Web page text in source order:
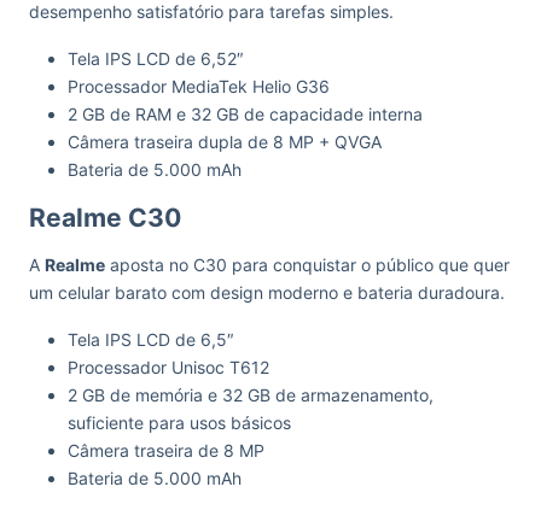
desempenho satisfatório para tarefas simples.
Tela IPS LCD de 6,52″
Processador MediaTek Helio G36
2 GB de RAM e 32 GB de capacidade interna
Câmera traseira dupla de 8 MP + QVGA
Bateria de 5.000 mAh
Realme C30
A Realme aposta no C30 para conquistar o público que quer
um celular barato com design moderno e bateria duradoura.
Tela IPS LCD de 6,5″
Processador Unisoc T612
2 GB de memória e 32 GB de armazenamento,
suficiente para usos básicos
Câmera traseira de 8 MP
Bateria de 5.000 mAh